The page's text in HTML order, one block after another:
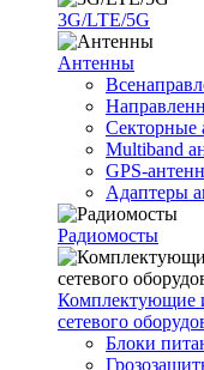
3G/LTE/5G
Антенны
Секторные
Multiband
GPS-
Адаптеры
Радиомосты
Комплектующие
сетевого
Блоки